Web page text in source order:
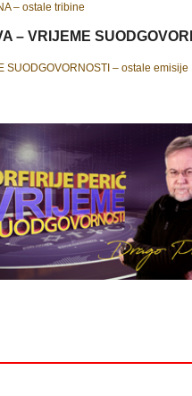
– ostale tribine
– VRIJEME
SUODGOVORNOSTI – ostale emisije